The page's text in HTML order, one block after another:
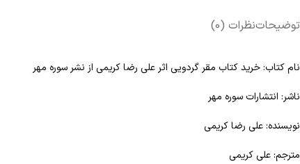
توضیحاتنظرات (0)
نام کتاب: خرید کتاب مقر گردویی اثر علی رضا کریمی از نشر سوره مهر
ناشر: انتشارات سوره مهر
نویسنده: علی رضا کریمی
مترجم: علی کریمی